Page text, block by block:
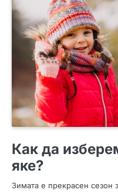
Как да
яке?
Зимата е прекрасен сезон